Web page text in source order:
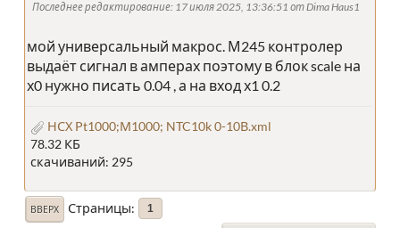
Последнее редактирование: 17 июля 2025, 13:36:51 от Dima Haus1
мой универсальный макрос. М245 контролер
выдаёт сигнал в амперах поэтому в блок scale на
х0 нужно писать 0.04 , а на вход х1 0.2
НСХ Pt1000;М1000; NTC10k 0-10В.xml
78.32 КБ
скачиваний: 295
ВВЕРХ Страницы 1